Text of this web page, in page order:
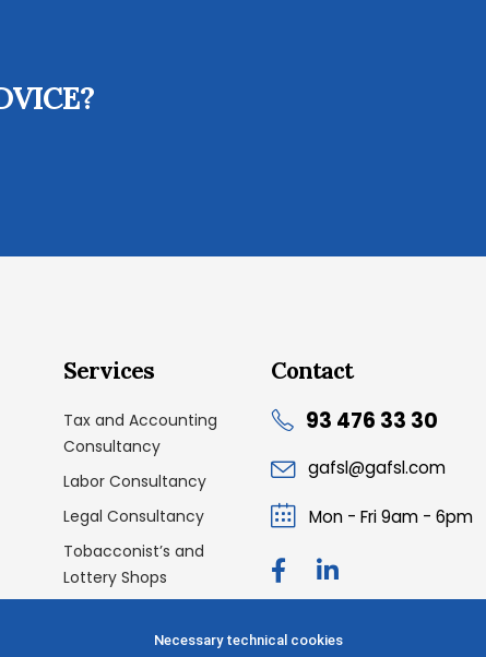
Services
Tax and Accounting
Consultancy
Labor Consultancy
Legal Consultancy
Tobacconist’s and
Lottery Shops
Creditor’s Meetings
Contact
93 476 33 30
gafsl@gafsl.com
Mon - Fri 9am - 6pm
Necessary technical cookies